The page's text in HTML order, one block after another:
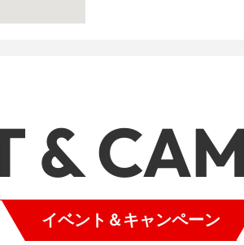
イベント＆キャンペーン
&